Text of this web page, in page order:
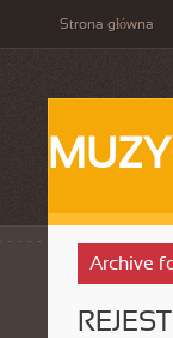
Strona główna
Archive